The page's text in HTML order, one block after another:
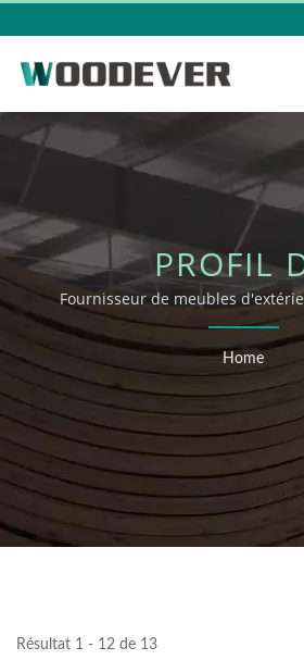
PROFIL
INDUSTRIAL
Fournisseur de meubles
confiance au
Home
Résultat 1 - 12 de 13